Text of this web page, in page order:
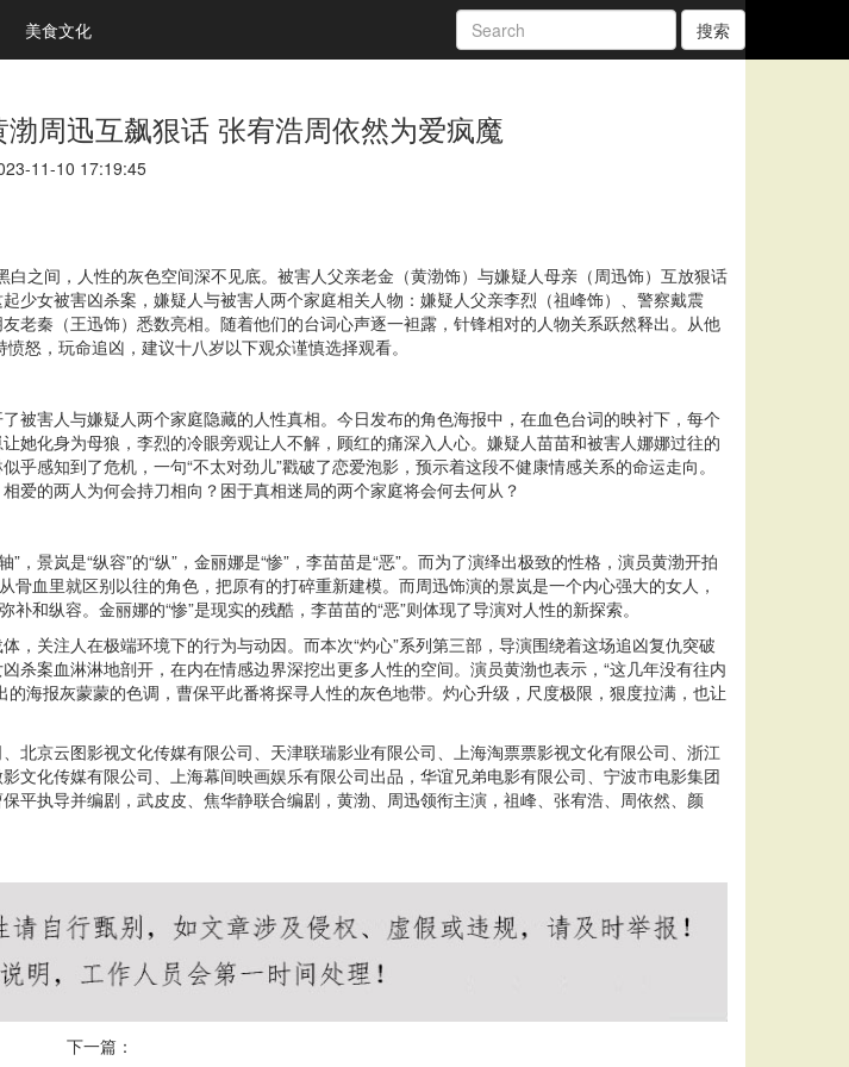
美食文化 搜索
渤周迅互飙狠话 张宥浩周依然为爱疯魔
11-10 17:19:45
之间，人性的灰色空间深不见底。被害人父亲老金（黄渤饰）与嫌疑人母亲（周迅饰）互放狠话
少女被害凶杀案，嫌疑人与被害人两个家庭相关人物：嫌疑人父亲李烈（祖峰饰）、警察戴震
老秦（王迅饰）悉数亮相。随着他们的台词心声逐一袒露，针锋相对的人物关系跃然释出。从他
怒，玩命追凶，建议十八岁以下观众谨慎选择观看。
被害人与嫌疑人两个家庭隐藏的人性真相。今日发布的角色海报中，在血色台词的映衬下，每个
化身为母狼，李烈的冷眼旁观让人不解，顾红的痛深入人心。嫌疑人苗苗和被害人娜娜过往的
感知到了危机，一句“不太对劲儿”戳破了恋爱泡影，预示着这段不健康情感关系的命运走向。
爱的两人为何会持刀相向？困于真相迷局的两个家庭将会何去何从？
景岚是“纵容”的“纵”，金丽娜是“惨”，李苗苗是“恶”。而为了演绎出极致的性格，演员黄渤开拍
血里就区别以往的角色，把原有的打碎重新建模。而周迅饰演的景岚是一个内心强大的女人，
和纵容。金丽娜的“惨”是现实的残酷，李苗苗的“恶”则体现了导演对人性的新探索。
关注人在极端环境下的行为与动因。而本次“灼心”系列第三部，导演围绕着这场追凶复仇突破
案血淋淋地剖开，在内在情感边界深挖出更多人性的空间。演员黄渤也表示，“这几年没有往内
海报灰蒙蒙的色调，曹保平此番将探寻人性的灰色地带。灼心升级，尺度极限，狠度拉满，也让
北京云图影视文化传媒有限公司、天津联瑞影业有限公司、上海淘票票影视文化有限公司、浙江
化传媒有限公司、上海幕间映画娱乐有限公司出品，华谊兄弟电影有限公司、宁波市电影集团
平执导并编剧，武皮皮、焦华静联合编剧，黄渤、周迅领衔主演，祖峰、张宥浩、周依然、颜
下一篇：